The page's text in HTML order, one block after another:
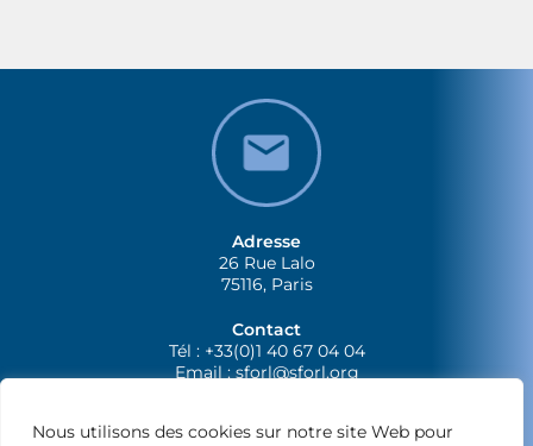
Nous utilisons des cookies sur notre site Web pour
Adresse
26 Rue Lalo
75116, Paris
Contact
Tél : +33(0)1 40 67 04 04
Email :sforl@sforl.org